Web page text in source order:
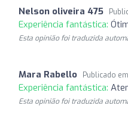
Nelson oliveira 475
Experiência fantástica:
Esta opinião foi traduzida
Mara Rabello Publicado em
Experiência fantástica:
Esta opinião foi traduzida